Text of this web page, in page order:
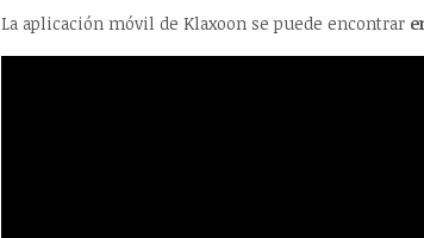
La aplicación móvil de Klaxoon se puede encontrar